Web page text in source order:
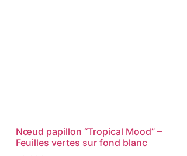
Nœud papillon “Tropical Mood” –
Feuilles vertes sur fond blanc